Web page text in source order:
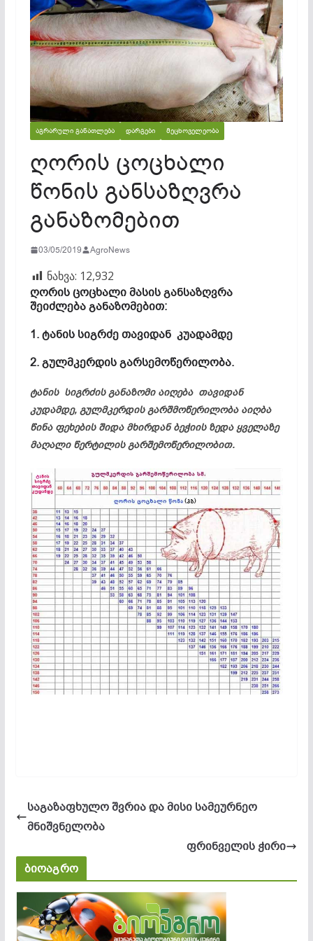
ᲐᲒᲠᲐᲠᲣᲚᲘ ᲒᲐᲜᲐᲗᲚᲔᲑᲐ ᲓᲐᲠᲒᲔᲑᲘ ᲛᲔᲪᲮᲝᲕᲔᲚᲔᲝᲑᲐ
ღორის ცოცხალი
წონის განსაზღვრა
განაზომებით
03/05/2019 AgroNews
ნახვა: 12,932
ღორის ცოცხალი მასის განსაზღვრა
შეიძლება განაზომებით:
1. ტანის სიგრძე თავიდან კუადამდე
2. გულმკერდის გარსემოწერილობა.
ტანის სიგრძის განაზომი აიღება თავიდან
კუდამდე, გულმკერდის გარშმოწერილობა აიღბა
წინა ფეხების შიდა მხირდან ბეჭიის ზედა ყველაზე
მაღალი წერტილის გარშემოწერილობით.
საგაზაფხულო შვრია და მისი სამეურნეო
მნიშვნელობა
ფრინველის ჭირი
ბიოაგრო